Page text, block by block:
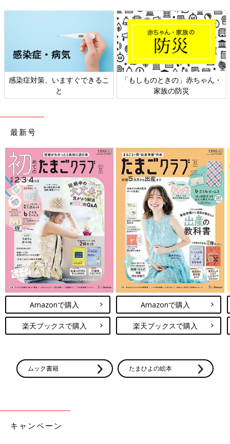
日本外来小児科学会リーフレッ
ト検討会
六星占術 細木かおりさんの人生
相談
最新号
Amazonで購入
楽天ブックスで購入
Amazonで購入
楽天ブックスで購入
ムック書籍 たまひよの絵本
キャンペーン